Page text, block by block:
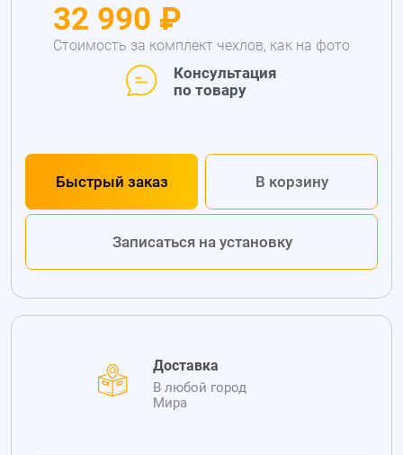
32 990 ₽
Стоимость за комплект чехлов, как на фото
Консультация
по товару
Быстрый заказ В корзину
Записаться на установку
Доставка
В любой город
Мира